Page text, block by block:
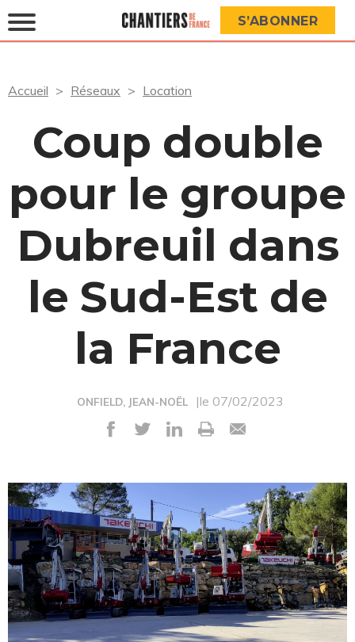
S’ABONNER
Accueil Réseaux Location
Coup double
pour le groupe
Dubreuil dans
le Sud-Est de
la France
ONFIELD, JEAN-NOËL |le 07/02/2023